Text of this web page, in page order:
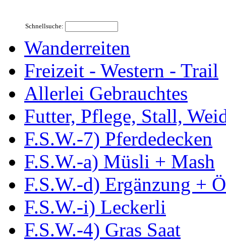
Schnellsuche:
Wanderreiten
Freizeit - Western - Trail
Allerlei Gebrauchtes
Futter, Pflege, Stall,
F.S.W.-7) Pferdedecken
F.S.W.-a) Müsli + Mash
F.S.W.-d) Ergänzung +
F.S.W.-i) Leckerli
F.S.W.-4) Gras Saat